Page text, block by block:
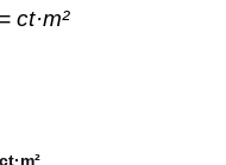
ct·m²